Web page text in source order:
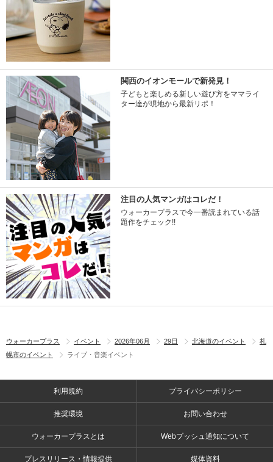
関西のイオンモールで新発見！
子どもと楽しめる新しい遊び方をママライ
ター達が現地から最新リポ！
注目の人気マンガはコレだ！
ウォーカープラスで今一番読まれている話
題作をチェック!!
ウォーカープラス イベント 2026年06月 29日 北海道のイベント
札
幌市のイベント
ライブ・音楽イベント
利用規約 プライバシーポリシー
推奨環境 お問い合わせ
ウォーカープラスとは Webプッシュ通知について
プレスリリース・情報提供 媒体資料